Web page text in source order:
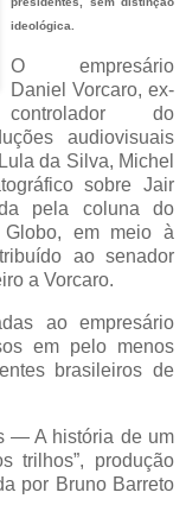
ideológica.
O empresário
Daniel Vorcaro, ex-
controlador do
audiovisuais
da Silva, Michel
sobre Jair
pela coluna do
em meio à
ao senador
a Vorcaro.
ao empresário
em pelo menos
brasileiros de
— A história de um
trilhos”, produção
por Bruno Barreto